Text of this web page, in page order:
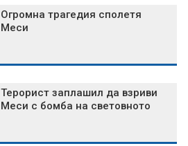
Огромна трагедия сполетя
Меси
Терорист заплашил да взриви
Меси с бомба на световното